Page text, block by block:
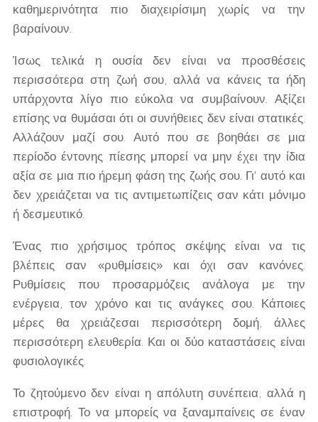
καθημερινότητα πιο διαχειρίσιμη χωρίς να την
βαραίνουν.
Ίσως τελικά η ουσία δεν είναι να προσθέσεις
περισσότερα στη ζωή σου, αλλά να κάνεις τα ήδη
υπάρχοντα λίγο πιο εύκολα να συμβαίνουν. Αξίζει
επίσης να θυμάσαι ότι οι συνήθειες δεν είναι στατικές.
Αλλάζουν μαζί σου. Αυτό που σε βοηθάει σε μια
περίοδο έντονης πίεσης μπορεί να μην έχει την ίδια
αξία σε μια πιο ήρεμη φάση της ζωής σου. Γι' αυτό και
δεν χρειάζεται να τις αντιμετωπίζεις σαν κάτι μόνιμο
ή δεσμευτικό.
Ένας πιο χρήσιμος τρόπος σκέψης είναι να τις
βλέπεις σαν «ρυθμίσεις» και όχι σαν κανόνες.
Ρυθμίσεις που προσαρμόζεις ανάλογα με την
ενέργεια, τον χρόνο και τις ανάγκες σου. Κάποιες
μέρες θα χρειάζεσαι περισσότερη δομή, άλλες
περισσότερη ελευθερία. Και οι δύο καταστάσεις είναι
φυσιολογικές.
Το ζητούμενο δεν είναι η απόλυτη συνέπεια, αλλά η
επιστροφή. Το να μπορείς να ξαναμπαίνεις σε έναν